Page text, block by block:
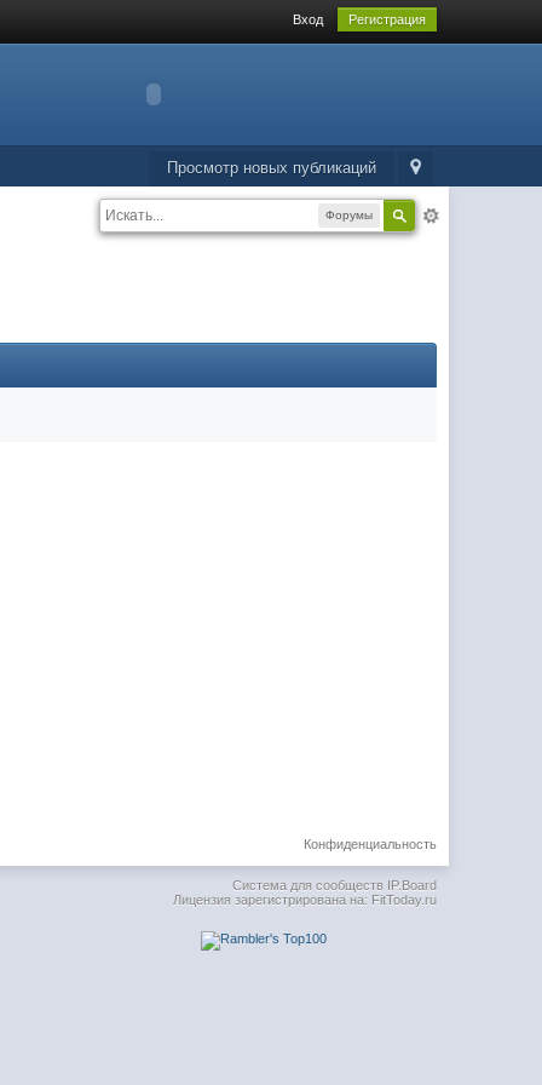
Вход Регистрация
Просмотр новых публикаций
Форумы
Конфиденциальность
Система для сообществ IP.Board
Лицензия зарегистрирована на: FitToday.ru